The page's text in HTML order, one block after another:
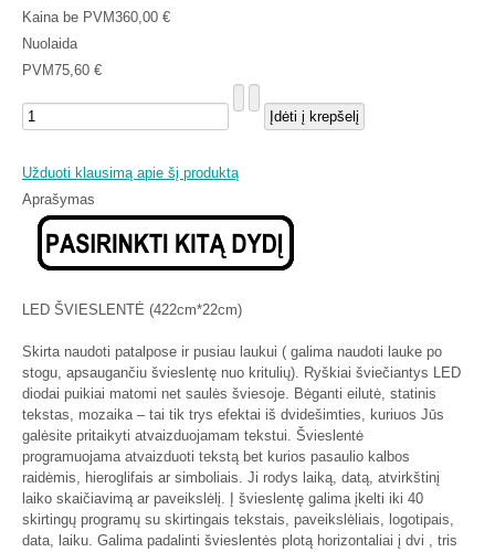
Kaina be PVM360,00 €
Nuolaida
PVM75,60 €
Užduoti klausimą apie šį produktą
Aprašymas
LED ŠVIESLENTĖ (422cm*22cm)
Skirta naudoti patalpose ir pusiau laukui ( galima naudoti lauke po
stogu, apsaugančiu švieslentę nuo kritulių). Ryškiai šviečiantys LED
diodai puikiai matomi net saulės šviesoje. Bėganti eilutė, statinis
tekstas, mozaika – tai tik trys efektai iš dvidešimties, kuriuos Jūs
galėsite pritaikyti atvaizduojamam tekstui. Švieslentė
programuojama atvaizduoti tekstą bet kurios pasaulio kalbos
raidėmis, hieroglifais ar simboliais. Ji rodys laiką, datą, atvirkštinį
laiko skaičiavimą ar paveikslėlį. Į švieslentę galima įkelti iki 40
skirtingų programų su skirtingais tekstais, paveikslėliais, logotipais,
data, laiku. Galima padalinti švieslentės plotą horizontaliai į dvi , tris